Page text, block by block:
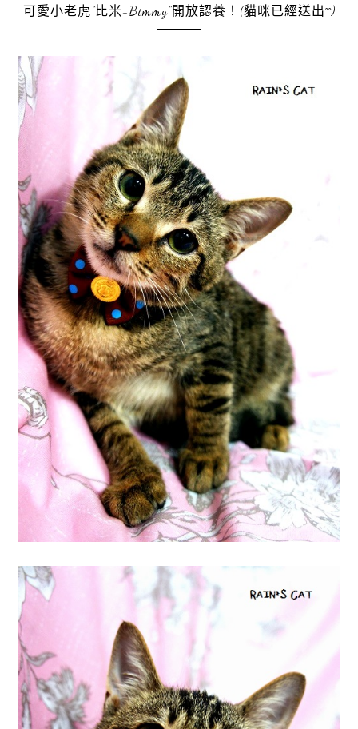
可愛小老虎“比米-Bimmy”開放認養！(貓咪已經送出^^)